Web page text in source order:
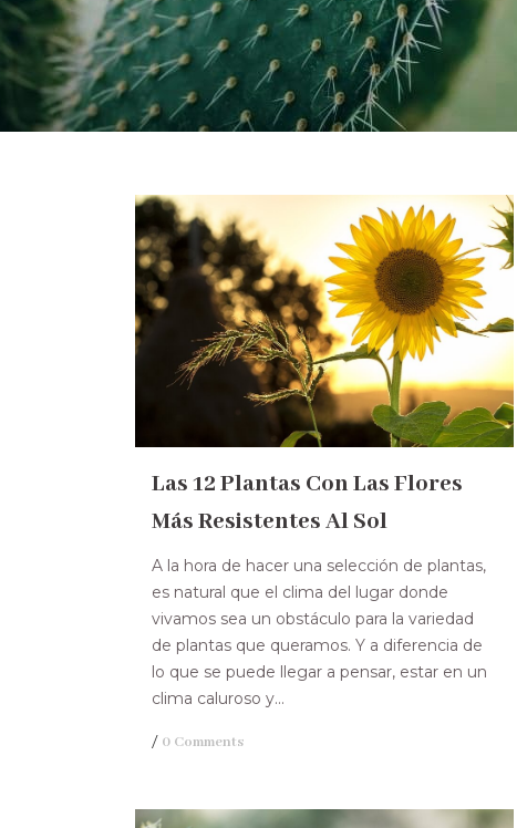
Las 12 Plantas Con Las Flores
Más Resistentes Al Sol
A la hora de hacer una selección de plantas,
es natural que el clima del lugar donde
vivamos sea un obstáculo para la variedad
de plantas que queramos. Y a diferencia de
lo que se puede llegar a pensar, estar en un
clima caluroso y...
/ 0 Comments